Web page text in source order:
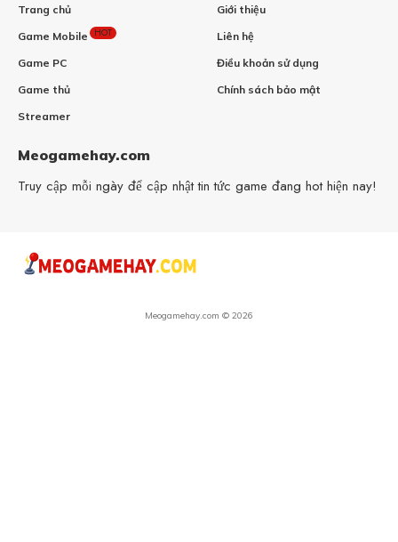
Trang chủ
Game Mobile HOT
Game PC
Game thủ
Streamer
Giới thiệu
Liên hệ
Điều khoản sử dụng
Chính sách bảo mật
Meogamehay.com
Truy cập mỗi ngày để cập nhật tin tức game đang hot hiện nay!
Meogamehay.com © 2026